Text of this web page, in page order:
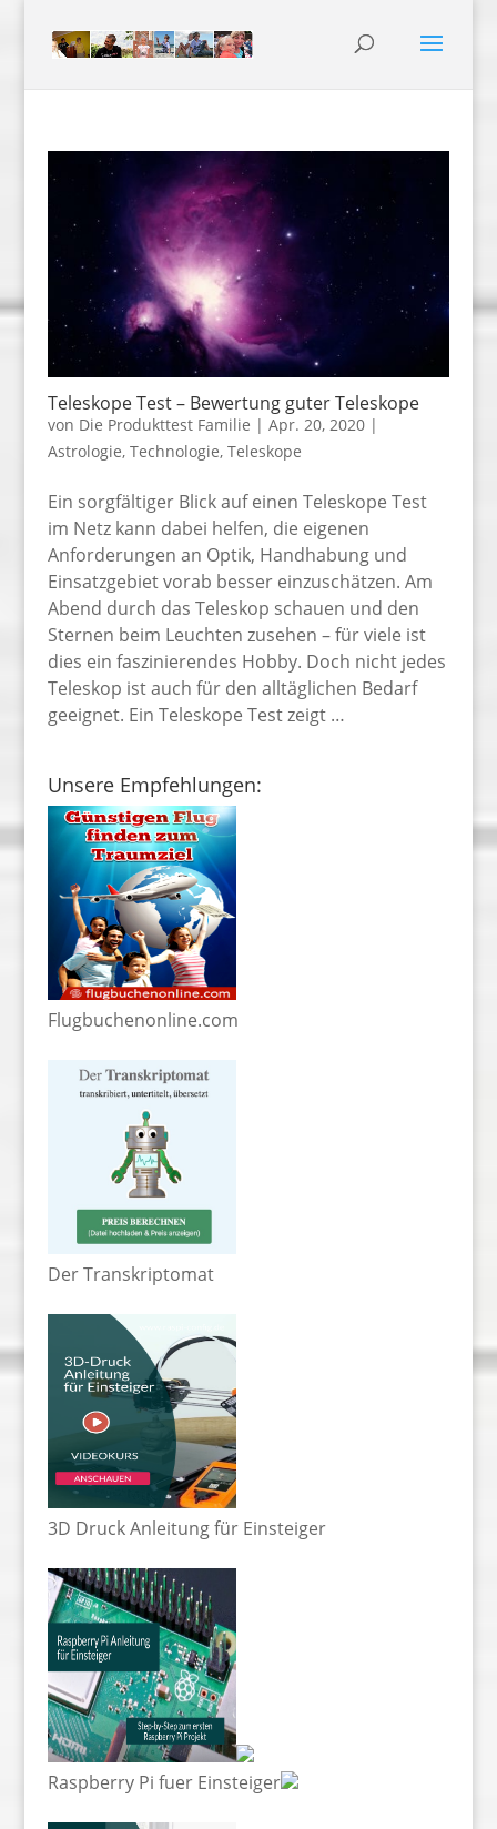
Teleskope Test – Bewertung guter Teleskope
von Die Produkttest Familie | Apr. 20, 2020|
Astrologie, Technologie, Teleskope
Ein sorgfältiger Blick auf einen Teleskope Test
im Netz kann dabei helfen, die eigenen
Anforderungen an Optik, Handhabung und
Einsatzgebiet vorab besser einzuschätzen. Am
Abend durch das Teleskop schauen und den
Sternen beim Leuchten zusehen – für viele ist
dies ein faszinierendes Hobby. Doch nicht jedes
Teleskop ist auch für den alltäglichen Bedarf
geeignet. Ein Teleskope Test zeigt …
Unsere Empfehlungen:
Flugbuchenonline.com
Der Transkriptomat
3D Druck Anleitung für Einsteiger
Raspberry Pi fuer Einsteiger